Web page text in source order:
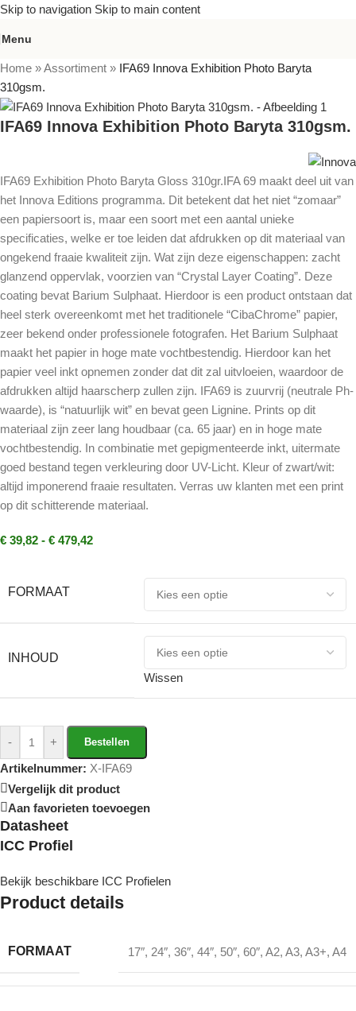
Skip to navigation Skip to main content
Menu
Home »Assortiment » IFA69 Innova Exhibition Photo Baryta
310gsm.
IFA69 Innova Exhibition Photo Baryta 310gsm.
IFA69 Exhibition Photo Baryta Gloss 310gr.IFA 69 maakt deel uit van
het Innova Editions programma. Dit betekent dat het niet “zomaar”
een papiersoort is, maar een soort met een aantal unieke
specificaties, welke er toe leiden dat afdrukken op dit materiaal van
ongekend fraaie kwaliteit zijn. Wat zijn deze eigenschappen: zacht
glanzend oppervlak, voorzien van “Crystal Layer Coating”. Deze
coating bevat Barium Sulphaat. Hierdoor is een product ontstaan dat
heel sterk overeenkomt met het traditionele “CibaChrome” papier,
zeer bekend onder professionele fotografen. Het Barium Sulphaat
maakt het papier in hoge mate vochtbestendig. Hierdoor kan het
papier veel inkt opnemen zonder dat dit zal uitvloeien, waardoor de
afdrukken altijd haarscherp zullen zijn. IFA69 is zuurvrij (neutrale Ph-
waarde), is “natuurlijk wit” en bevat geen Lignine. Prints op dit
materiaal zijn zeer lang houdbaar (ca. 65 jaar) en in hoge mate
vochtbestendig. In combinatie met gepigmenteerde inkt, uitermate
goed bestand tegen verkleuring door UV-Licht. Kleur of zwart/wit:
altijd imponerend fraaie resultaten. Verras uw klanten met een print
op dit schitterende materiaal.
€ 39,82 - € 479,42
FORMAAT
INHOUD
Wissen
- + Bestellen
Artikelnummer: X-IFA69
Vergelijk dit product
Aan favorieten toevoegen
Datasheet
ICC Profiel
Bekijk beschikbare ICC Profielen
Product details
FORMAAT 17″, 24″, 36″, 44″, 50″, 60″, A2, A3, A3+, A4